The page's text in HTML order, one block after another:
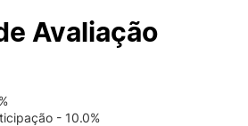
Avaliação
- 10.0%